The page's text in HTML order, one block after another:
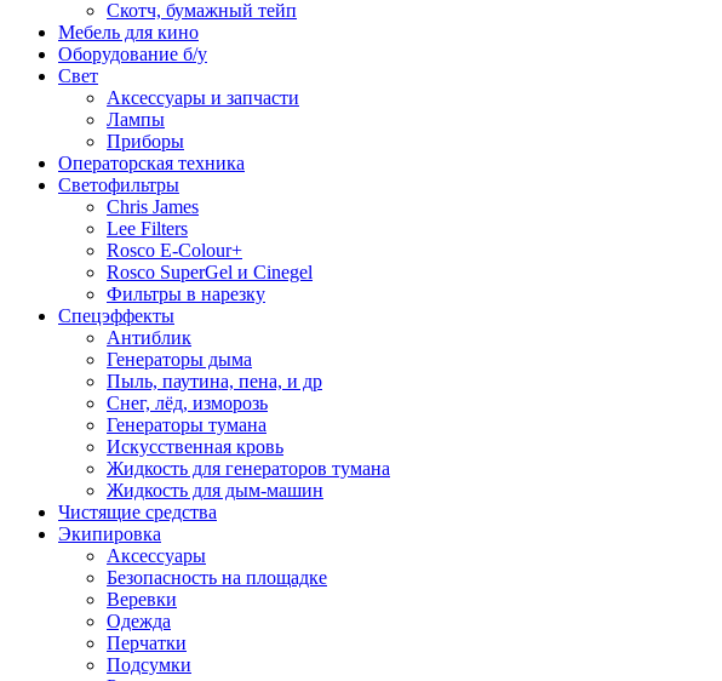
Скотч, бумажный тейп
Мебель для кино
Оборудование б/у
Свет
Аксессуары и запчасти
Лампы
Приборы
Операторская техника
Светофильтры
Chris James
Lee Filters
Rosco E-Colour+
Rosco SuperGel и Cinegel
Фильтры в нарезку
Спецэффекты
Антиблик
Генераторы дыма
Пыль, паутина, пена, и др
Снег, лёд, изморозь
Генераторы тумана
Искусственная кровь
Жидкость для генераторов тумана
Жидкость для дым-машин
Чистящие средства
Экипировка
Аксессуары
Безопасность на площадке
Веревки
Одежда
Перчатки
Подсумки